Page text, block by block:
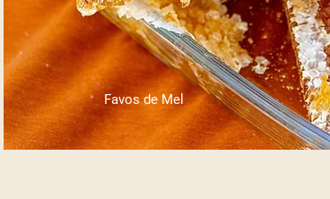
Favos de Mel